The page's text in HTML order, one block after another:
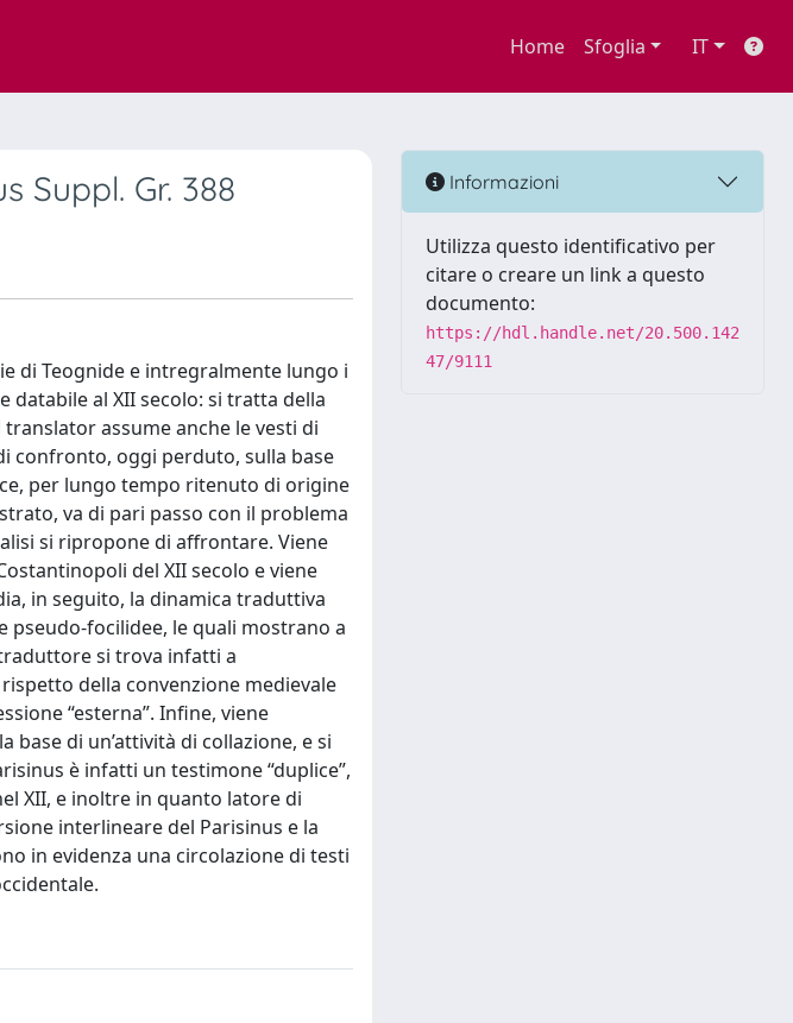
Home Sfoglia IT
Suppl. Gr. 388
di Teognide e intregralmente lungo i
databile al XII secolo: si tratta della
assume anche le vesti di
confronto, oggi perduto, sulla base
per lungo tempo ritenuto di origine
va di pari passo con il problema
si ripropone di affrontare. Viene
del XII secolo e viene
in seguito, la dinamica traduttiva
pseudo-focilidee, le quali mostrano a
si trova infatti a
della convenzione medievale
“esterna”. Infine, viene
di un’attività di collazione, e si
è infatti un testimone “duplice”,
XII, e inoltre in quanto latore di
interlineare del Parisinus e la
in evidenza una circolazione di testi
Informazioni
Utilizza questo identificativo per
citare o creare un link a questo
documento:
https://hdl.handle.net/20.500.142
47/9111